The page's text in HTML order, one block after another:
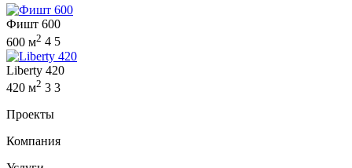
Фишт 600
600 м2 4 5
Liberty 420
420 м2 3 3
Проекты
Компания